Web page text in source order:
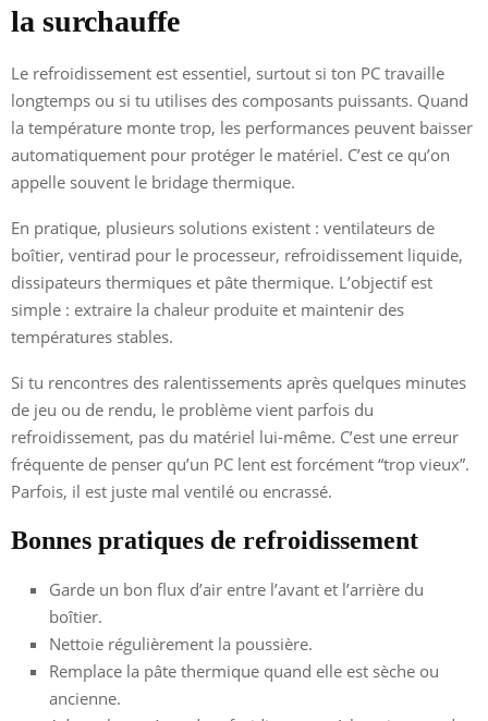
la surchauffe
Le refroidissement est essentiel, surtout si ton PC travaille
longtemps ou si tu utilises des composants puissants. Quand
la température monte trop, les performances peuvent baisser
automatiquement pour protéger le matériel. C’est ce qu’on
appelle souvent le bridage thermique.
En pratique, plusieurs solutions existent : ventilateurs de
boîtier, ventirad pour le processeur, refroidissement liquide,
dissipateurs thermiques et pâte thermique. L’objectif est
simple : extraire la chaleur produite et maintenir des
températures stables.
Si tu rencontres des ralentissements après quelques minutes
de jeu ou de rendu, le problème vient parfois du
refroidissement, pas du matériel lui-même. C’est une erreur
fréquente de penser qu’un PC lent est forcément “trop vieux”.
Parfois, il est juste mal ventilé ou encrassé.
Bonnes pratiques de refroidissement
Garde un bon flux d’air entre l’avant et l’arrière du
boîtier.
Nettoie régulièrement la poussière.
Remplace la pâte thermique quand elle est sèche ou
ancienne.